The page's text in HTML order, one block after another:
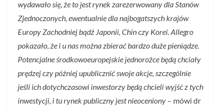
wydawało się, że to jest rynek zarezerwowany dla Stanów
Zjednoczonych, ewentualnie dla najbogatszych krajów
Europy Zachodniej bądź Japonii, Chin czy Korei. Allegro
pokazało, że i u nas można zbierać bardzo duże pieniądze.
Potencjalne środkowoeuropejskie jednorożce będą chciały
prędzej czy później upublicznić swoje akcje, szczególnie
jeśli ich dotychczasowi inwestorzy będą chcieli wyjść z tych
inwestycji, i tu rynek publiczny jest nieoceniony – mówi dr